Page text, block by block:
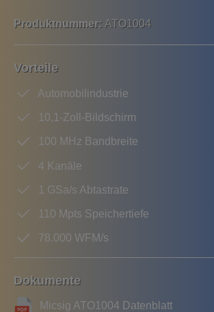
Produktnummer: ATO1004
Vorteile
Automobilindustrie
10,1-Zoll-Bildschirm
100 MHz Bandbreite
4 Kanäle
1 GSa/s Abtastrate
110 Mpts Speichertiefe
78.000 WFM/s
Dokumente
Micsig ATO1004 Datenblatt